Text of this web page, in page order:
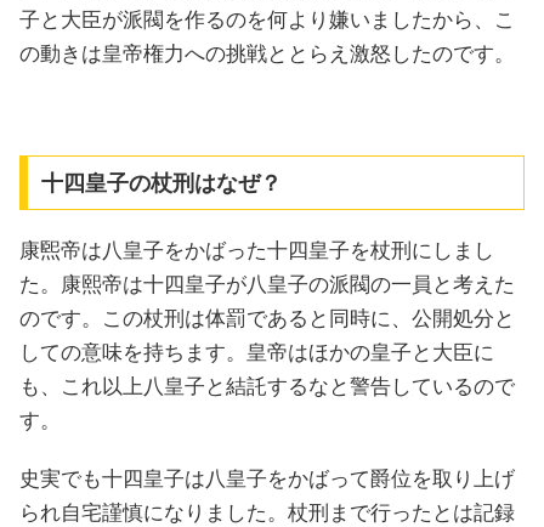
子と大臣が派閥を作るのを何より嫌いましたから、こ
の動きは皇帝権力への挑戦ととらえ激怒したのです。
十四皇子の杖刑はなぜ？
康煕帝は八皇子をかばった十四皇子を杖刑にしまし
た。康熙帝は十四皇子が八皇子の派閥の一員と考えた
のです。この杖刑は体罰であると同時に、公開処分と
しての意味を持ちます。皇帝はほかの皇子と大臣に
も、これ以上八皇子と結託するなと警告しているので
す。
史実でも十四皇子は八皇子をかばって爵位を取り上げ
られ自宅謹慎になりました。杖刑まで行ったとは記録